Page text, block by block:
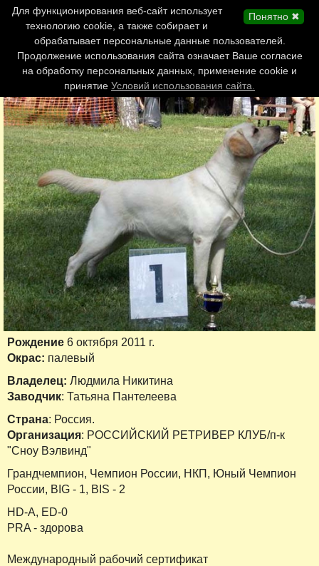
Главная страница
Обновления сайта
Контакты
Персоналии
Форум
Рождение 6 октября 2011 г.
Окрас: палевый
Владелец: Людмила Никитина
Заводчик: Татьяна Пантелеева
Страна: Россия.
Организация: РОССИЙСКИЙ РЕТРИВЕР КЛУБ/п-к
"Сноу Вэлвинд"
Грандчемпион, Чемпион России, НКП, Юный Чемпион
России, BIG - 1, BIS - 2
HD-A, ED-0
PRA - здорова
Международный рабочий сертификат
Понятно ✖
Для функционирования веб-сайт использует
технологию cookie, а также собирает и
обрабатывает персональные данные пользователей.
Продолжение использования сайта означает Ваше согласие
на обработку персональных данных, применение cookie и
принятие Условий использования сайта.